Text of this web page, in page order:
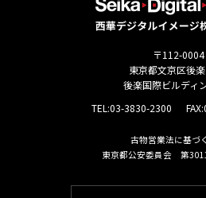
〒112-0004
東京都文京区後
後楽国際ビルディ
TEL:03-3830-2300
古物営業法に基づ
東京都公安委員会 第